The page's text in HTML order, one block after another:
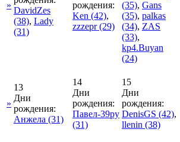
»
DavidZes
(38), Lady
(31)
рождения:
Ken (42),
zzzepr(29)
(35), Gans
(35), palkas
(34), ZAS
(33),
kp4.Buyan
(24)
»
13
Дни
рождения:
Анжела (31)
14
Дни
рождения:
Павел-39ру
(31)
15
Дни
рождения:
DenisGS (42),
llenin (38)